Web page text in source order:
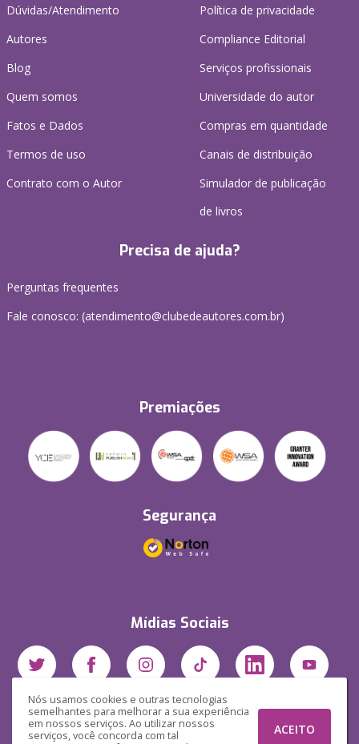
Nós usamos cookies e outras tecnologias
semelhantes para melhorar a sua experiência
em nossos serviços. Ao utilizar nossos
serviços, você concorda com tal
ACEITO
Dúvidas/Atendimento
Autores
Blog
Quem somos
Fatos e Dados
Termos de uso
Contrato com o Autor
Política de privacidade
Compliance Editorial
Serviços profissionais
Universidade do autor
Compras em quantidade
Canais de distribuição
Simulador de publicação
de livros
Precisa de ajuda?
Perguntas frequentes
Fale conosco: (atendimento@clubedeautores.com.br)
Premiações
Segurança
Mídias Sociais